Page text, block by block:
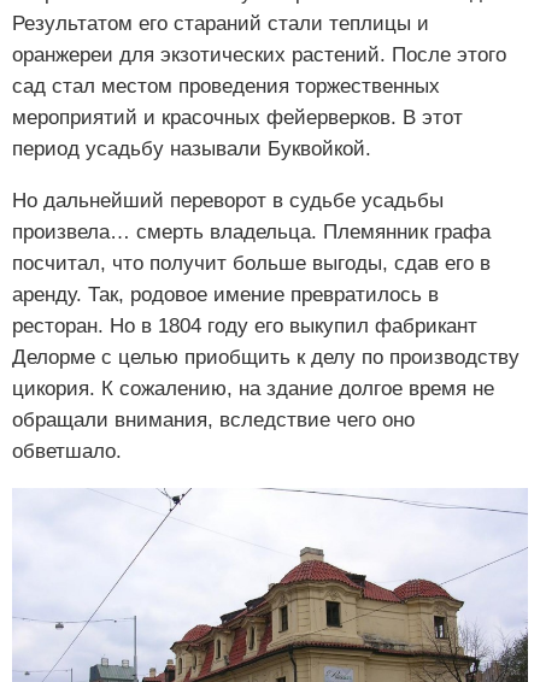
Результатом его стараний стали теплицы и
оранжереи для экзотических растений. После этого
сад стал местом проведения торжественных
мероприятий и красочных фейерверков. В этот
период усадьбу называли Буквойкой.
Но дальнейший переворот в судьбе усадьбы
произвела… смерть владельца. Племянник графа
посчитал, что получит больше выгоды, сдав его в
аренду. Так, родовое имение превратилось в
ресторан. Но в 1804 году его выкупил фабрикант
Делорме с целью приобщить к делу по производству
цикория. К сожалению, на здание долгое время не
обращали внимания, вследствие чего оно
обветшало.